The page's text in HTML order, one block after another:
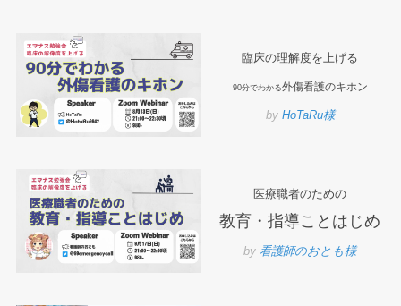
臨床の理解度を上げる
90分でわかる外傷看護のキホン
by HoTaRu様
医療職者のための
教育・指導ことはじめ
by 看護師のおとも様